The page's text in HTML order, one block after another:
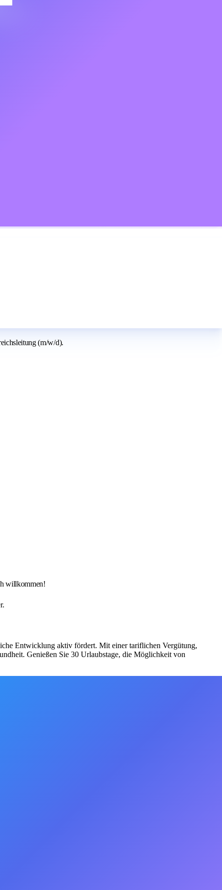
(m/w/d).
willkommen!
Entwicklung aktiv fördert. Mit einer tariflichen Vergütung,
Genießen Sie 30 Urlaubstage, die Möglichkeit von